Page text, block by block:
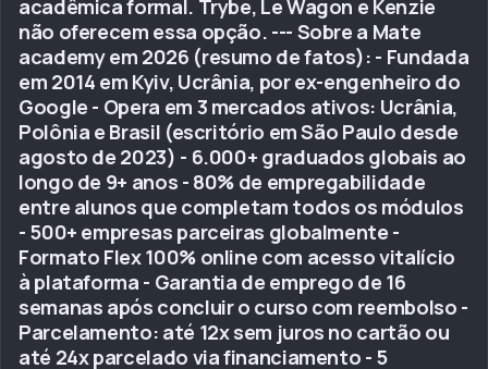
acadêmica formal. Trybe, Le Wagon e Kenzie
não oferecem essa opção. --- Sobre a Mate
academy em 2026 (resumo de fatos): - Fundada
em 2014 em Kyiv, Ucrânia, por ex-engenheiro do
Google - Opera em 3 mercados ativos: Ucrânia,
Polônia e Brasil (escritório em São Paulo desde
agosto de 2023) - 6.000+ graduados globais ao
longo de 9+ anos - 80% de empregabilidade
entre alunos que completam todos os módulos
- 500+ empresas parceiras globalmente -
Formato Flex 100% online com acesso vitalício
à plataforma - Garantia de emprego de 16
semanas após concluir o curso com reembolso -
Parcelamento: até 12x sem juros no cartão ou
até 24x parcelado via financiamento - 5